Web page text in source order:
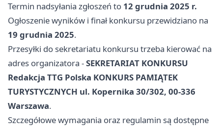
Termin nadsyłania zgłoszeń to 12 grudnia 2025 r.
Ogłoszenie wyników i finał konkursu przewidziano na
19 grudnia 2025.
Przesyłki do sekretariatu konkursu trzeba kierować na
adres organizatora -SEKRETARIAT KONKURSU
Redakcja TTG Polska KONKURS PAMIĄTEK
TURYSTYCZNYCH ul. Kopernika 30/302, 00-336
Warszawa.
Szczegółowe wymagania oraz regulamin są dostępne